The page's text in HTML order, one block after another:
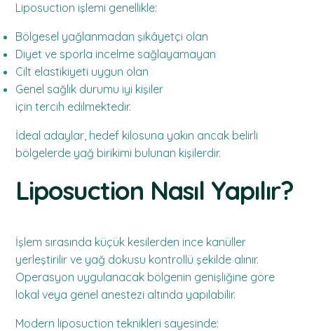
Liposuction işlemi genellikle:
Bölgesel yağlanmadan şikâyetçi olan
Diyet ve sporla incelme sağlayamayan
Cilt elastikiyeti uygun olan
Genel sağlık durumu iyi kişiler
için tercih edilmektedir.
İdeal adaylar, hedef kilosuna yakın ancak belirli
bölgelerde yağ birikimi bulunan kişilerdir.
Liposuction Nasıl Yapılır?
İşlem sırasında küçük kesilerden ince kanüller
yerleştirilir ve yağ dokusu kontrollü şekilde alınır.
Operasyon uygulanacak bölgenin genişliğine göre
lokal veya genel anestezi altında yapılabilir.
Modern liposuction teknikleri sayesinde: